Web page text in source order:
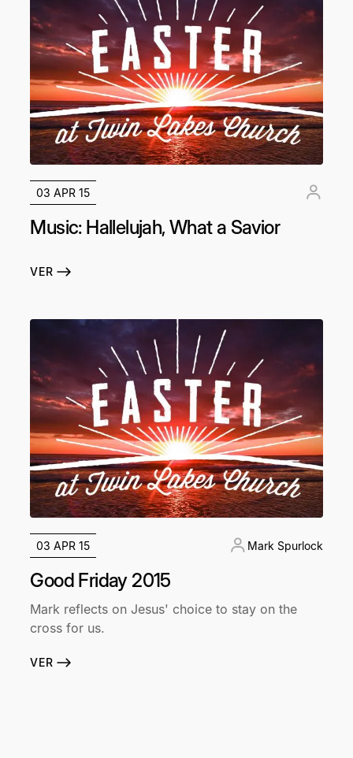
03 APR 15
Music: Hallelujah, What a Savior
VER
03 APR 15 Mark Spurlock
Good Friday 2015
Mark reflects on Jesus' choice to stay on the
cross for us.
VER